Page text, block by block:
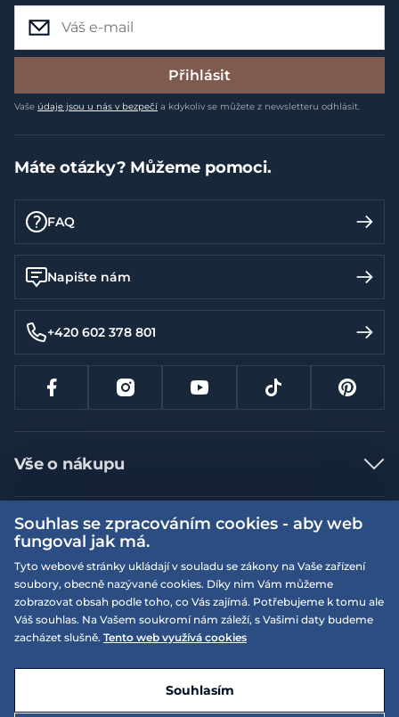
Přihlásit
Vaše údaje jsou u nás v bezpečí a kdykoliv se můžete z newsletteru odhlásit.
Máte otázky? Můžeme pomoci.
FAQ
Napište nám
+420 602 378 801
Vše o nákupu
Jak nakupovat
Nejčastější dotazy
Doprava a platba
Vrácení a výměna zboží
Reklamace
Velikostní tabulky
Více informací
Obchodní podmínky
Podmínky EQS věrnostního klubu
On-line katalogy
Dotace
Naše prodejny
EQS Rudná
E-shop vytvořila a technicky zajišťujeSIMPLIA.cz
Souhlas se zpracováním cookies - aby web
fungoval jak má.
Tyto webové stránky ukládají v souladu se zákony na Vaše zařízení
soubory, obecně nazývané cookies. Díky nim Vám můžeme
zobrazovat obsah podle toho, co Vás zajímá. Potřebujeme k tomu ale
Váš souhlas. Na Vašem soukromí nám záleží, s Vašimi daty budeme
zacházet slušně. Tento web využívá cookies
Souhlasím